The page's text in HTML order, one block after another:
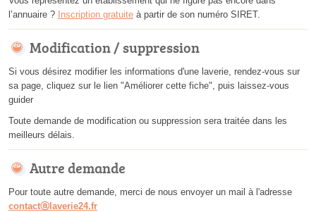
l’annuaire ? Inscription gratuite à partir de son numéro SIRET.
Modification / suppression
Si vous désirez modifier les informations d'une laverie, rendez-vous sur
sa page, cliquez sur le lien "Améliorer cette fiche", puis laissez-vous
guider
Toute demande de modification ou suppression sera traitée dans les
meilleurs délais.
Autre demande
Pour toute autre demande, merci de nous envoyer un mail à l'adresse
contactⓐlaverie24.fr